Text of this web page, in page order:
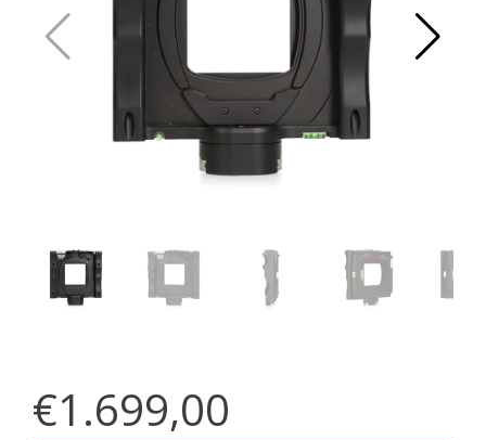
€1.699,00